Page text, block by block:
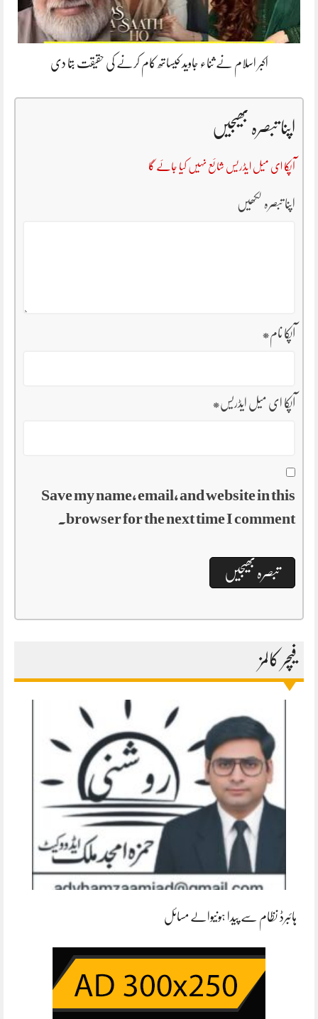
اکبر اسلام نے ثناء جاوید کیساتھ کام کرنے کی حقیقت بتا دی
اپنا تبصرہ بھیجیں
آپکا ای میل ایڈریس شائع نہیں کیا جائے گا
اپنا تبصرہ لکھیں
آپکا نام*
آپکا ای میل ایڈریس*
Save my name, email, and website in this
browser for the next time I comment.
فیچر کالمز
ہائبرڈ نظام سے پیدا ہونیوالے مسائل